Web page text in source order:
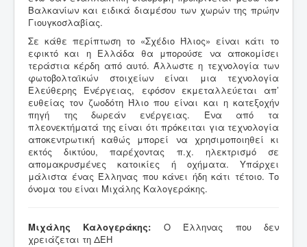
Βαλκανίων και ειδικά διαμέσου των χωρών της πρώην
Γιουγκοσλαβίας.
Σε κάθε περίπτωση το «Σχέδιο Ήλιος» είναι κάτι το
εφικτό και η Ελλάδα θα μπορούσε να αποκομίσει
τεράστια κέρδη από αυτό. Άλλωστε η τεχνολογία των
φωτοβολταϊκών στοιχείων είναι μια τεχνολογία
Ελεύθερης Ενέργειας, εφόσον εκμεταλλεύεται απ’
ευθείας τον ζωοδότη Ήλιο που είναι και η κατεξοχήν
πηγή της δωρεάν ενέργειας. Ένα από τα
πλεονεκτήματά της είναι ότι πρόκειται για τεχνολογία
αποκεντρωτική καθώς μπορεί να χρησιμοποιηθεί κι
εκτός δικτύου, παρέχοντας π.χ. ηλεκτρισμό σε
απομακρυσμένες κατοικίες ή οχήματα. Υπάρχει
μάλιστα ένας Έλληνας που κάνει ήδη κάτι τέτοιο. Το
όνομα του είναι Μιχάλης Καλογεράκης.
Μιχάλης Καλογεράκης: Ο Έλληνας που δεν
χρειάζεται τη ΔΕΗ